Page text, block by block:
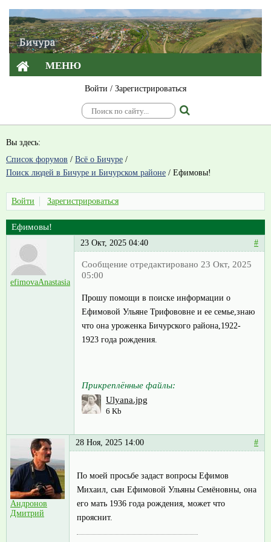
МЕНЮ
Войти / Зарегистрироваться
Вы здесь:
Список форумов / Всё о Бичуре /
Поиск людей в Бичуре и Бичурском районе / Ефимовы!
Войти Зарегистрироваться
Ефимовы!
efimovaAnastasia
23 Окт, 2025 04:40 #
Сообщение отредактировано 23 Окт, 2025
05:00
Прошу помощи в поиске информации о
Ефимовой Ульяне Трифововне и ее семье,знаю
что она уроженка Бичурского района,1922-
1923 года рождения.
Прикреплённые файлы:
Ulyana.jpg
6 Kb
Андронов
Дмитрий
28 Ноя, 2025 14:00 #
По моей просьбе задаст вопросы Ефимов
Михаил, сын Ефимовой Ульяны Семёновны, она
его мать 1936 года рождения, может что
прояснит.